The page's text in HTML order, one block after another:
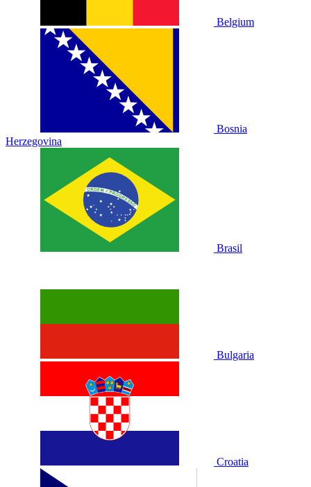
Belgium
Bosnia
Herzegovina
Brasil
Bulgaria
Croatia